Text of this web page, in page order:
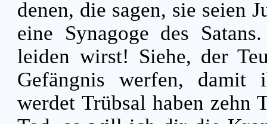
denen, die sagen, sie seien
eine Synagoge des
leiden wirst! Siehe, der
Gefängnis werfen,
werdet Trübsal haben zehn